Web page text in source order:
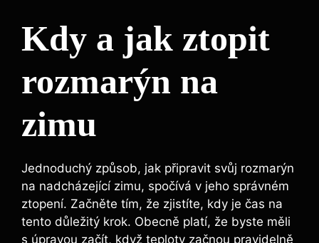
Kdy a jak ztopit
rozmarýn na
zimu
Jednoduchý způsob, jak připravit svůj rozmarýn
na nadcházející zimu, spočívá v jeho správném
ztopení. Začněte tím, že zjistíte, kdy je čas na
tento důležitý krok. Obecně platí, že byste měli
s úpravou začít, když teploty začnou pravidelně